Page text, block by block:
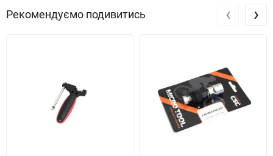
Рекомендуємо подивитись ‹ ›